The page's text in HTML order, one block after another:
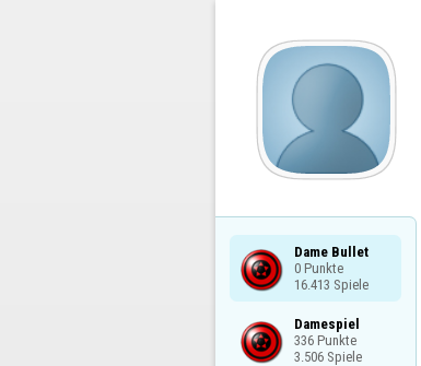
Dame Bullet
0 Punkte
16.413 Spiele
Damespiel
336 Punkte
3.506 Spiele